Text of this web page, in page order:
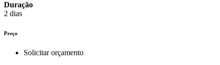
Duração
2 dias
Preço
Solicitar orçamento